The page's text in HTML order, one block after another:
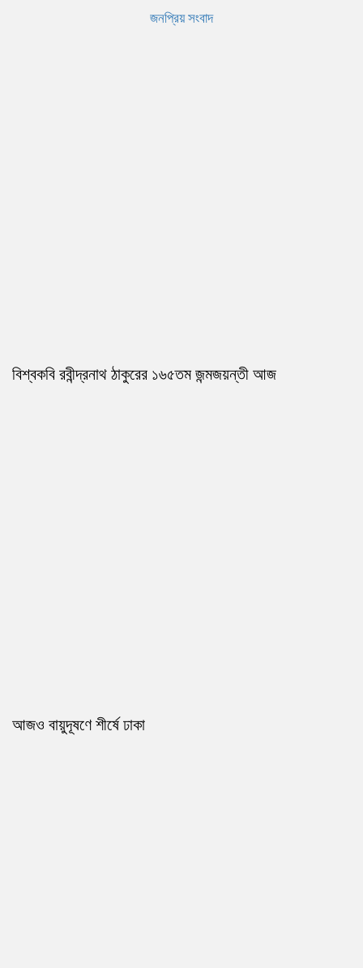
জনপ্রিয় সংবাদ
বিশ্বকবি রবীন্দ্রনাথ ঠাকুরের ১৬৫তম জন্মজয়ন্তী আজ
আজও বায়ুদূষণে শীর্ষে ঢাকা